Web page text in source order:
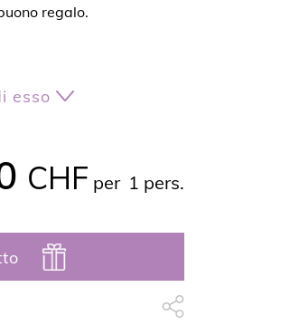
regalo.
esso
CHF per 1 pers.